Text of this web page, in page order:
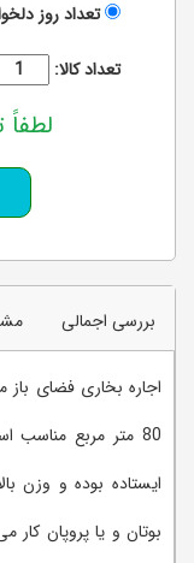
تعداد روز
تعداد کالا:
لطفاً
بررسی اجمالی
اجاره بخاری فضای
80 متر مربع
ایستاده بوده و وزن
بوتان و یا پروپان